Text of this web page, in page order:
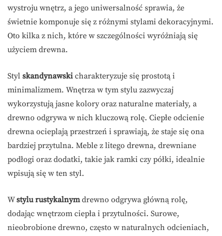
wystroju wnętrz, a jego uniwersalność sprawia, że
świetnie komponuje się z różnymi stylami dekoracyjnymi.
Oto kilka z nich, które w szczególności wyróżniają się
użyciem drewna.
Styl skandynawski charakteryzuje się prostotą i
minimalizmem. Wnętrza w tym stylu zazwyczaj
wykorzystują jasne kolory oraz naturalne materiały, a
drewno odgrywa w nich kluczową rolę. Ciepłe odcienie
drewna ocieplają przestrzeń i sprawiają, że staje się ona
bardziej przytulna. Meble z litego drewna, drewniane
podłogi oraz dodatki, takie jak ramki czy półki, idealnie
wpisują się w ten styl.
Wstylu rustykalnymdrewno odgrywa główną rolę,
dodając wnętrzom ciepła i przytulności. Surowe,
nieobrobione drewno, często w naturalnych odcieniach,